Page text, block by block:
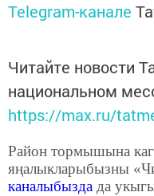
Telegram-канале
Читайте новости
национальном
https://max.ru/
Район тормышына
яңалыкларыбызны
каналыбызда да